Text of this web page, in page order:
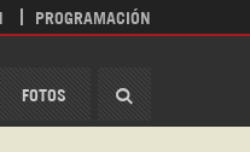
FOTOS
PROGRAMACIÓN